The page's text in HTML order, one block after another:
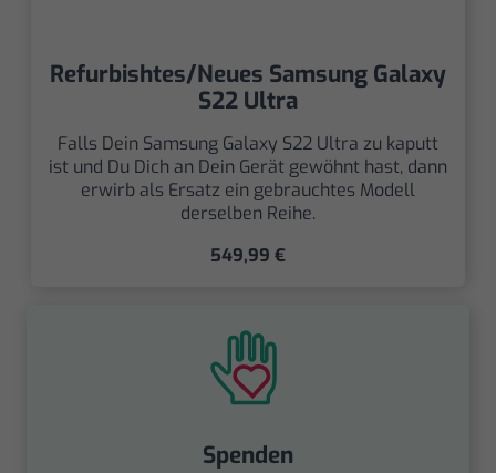
Refurbishtes/Neues Samsung Galaxy
S22 Ultra
Falls Dein Samsung Galaxy S22 Ultra zu kaputt
ist und Du Dich an Dein Gerät gewöhnt hast, dann
erwirb als Ersatz ein gebrauchtes Modell
derselben Reihe.
549,99 €
Spenden